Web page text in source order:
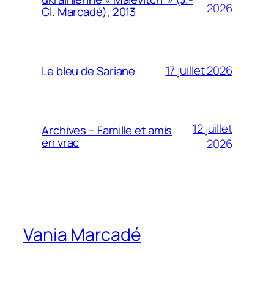
Cl. Marcadé), 2013
2026
Le bleu de Sariane 17 juillet 2026
Archives – Famille et amis
en vrac
12 juillet
2026
Vania Marcadé